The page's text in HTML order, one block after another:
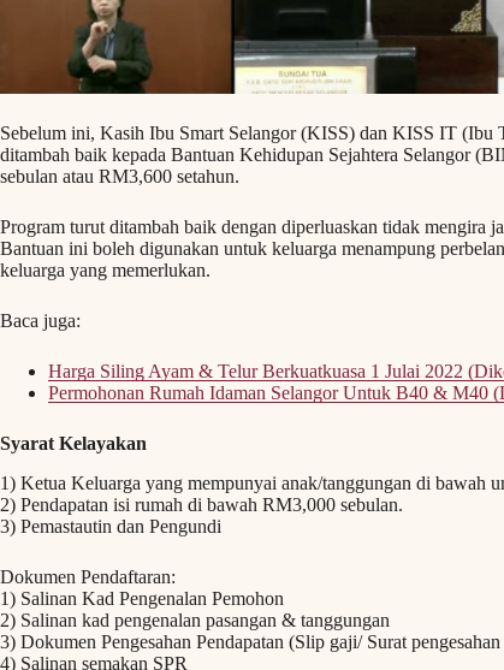
Sebelum ini, Kasih Ibu Smart Selangor (KISS) dan KISS IT
ditambah baik kepada Bantuan Kehidupan Sejahtera Selangor
sebulan atau RM3,600 setahun.
Program turut ditambah baik dengan diperluaskan tidak mengira
Bantuan ini boleh digunakan untuk keluarga menampung
keluarga yang memerlukan.
Baca juga:
Harga Siling Ayam & Telur Berkuatkuasa 1 Julai 2022
Permohonan Rumah Idaman Selangor Untuk B40 & M40
Syarat Kelayakan
1) Ketua Keluarga yang mempunyai anak/tanggungan di bawah
2) Pendapatan isi rumah di bawah RM3,000 sebulan.
3) Pemastautin dan Pengundi
Dokumen Pendaftaran:
1) Salinan Kad Pengenalan Pemohon
2) Salinan kad pengenalan pasangan & tanggungan
3) Dokumen Pengesahan Pendapatan (Slip gaji/ Surat
4) Salinan semakan SPR